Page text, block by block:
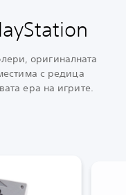
оригиналната
с редица
ера на игрите.